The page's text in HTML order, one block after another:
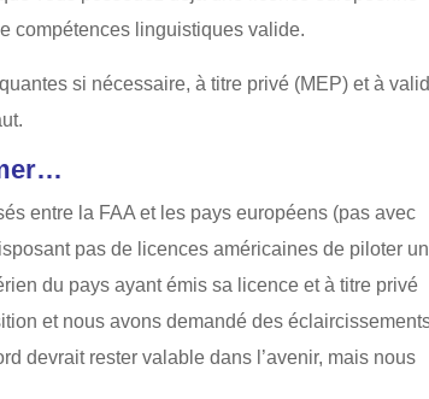
compétences linguistiques valide.
si nécessaire, à titre privé (MEP) et à
entre la FAA et les pays européens (pas avec
pas de licences américaines de piloter un
du pays ayant émis sa licence et à titre privé
et nous avons demandé des
devrait rester valable dans l’avenir, mais nous